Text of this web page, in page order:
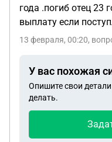
года .погиб отец 23
выплату если
13 февраля, 00:20,
У вас похожая
Опишите свои
делать.